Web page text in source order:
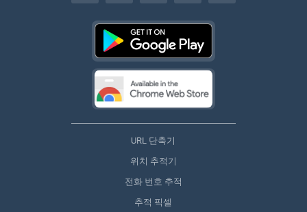
URL 단축기
위치 추적기
전화 번호 추적
추적 픽셀